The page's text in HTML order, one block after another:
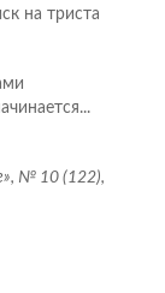
на триста
№ 10 (122),